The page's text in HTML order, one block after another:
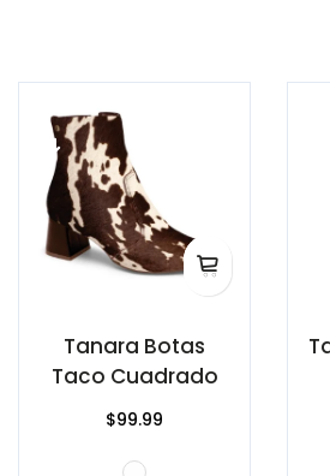
Tanara Botas
Taco Cuadrado
$99.99